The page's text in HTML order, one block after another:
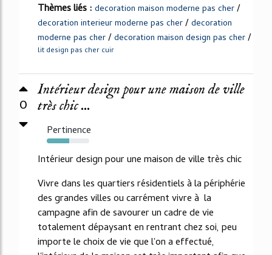
Thèmes liés : decoration maison moderne pas cher/
decoration interieur moderne pas cher/decoration
moderne pas cher/decoration maison design pas cher/
lit design pas cher cuir
0
Intérieur design pour une maison de ville
très chic ...
Pertinence
53%
Intérieur design pour une maison de ville très chic
Vivre dans les quartiers résidentiels à la périphérie
des grandes villes ou carrément vivre à la
campagne afin de savourer un cadre de vie
totalement dépaysant en rentrant chez soi, peu
importe le choix de vie que l'on a effectué,